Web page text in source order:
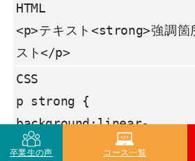
HTML
<p>テキスト<strong>強調
スト</p>
CSS
p strong {
background:linear-
gradient(transparent
卒業生の声 コース一覧